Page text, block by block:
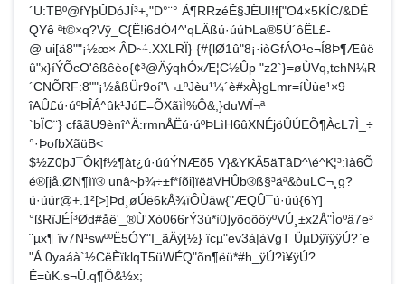
´U:TBº@fYþÛDóJÍ³+,"D°¨° Á¶RRzéÊ§JÈUI!f["O4×5KÍC/&DÉ
QYê ªt©×q?Vÿ_C{Ë!i6dÓ4^'qLÄßú·úúÞLa®5Ú´ôËL£-
@ ui[ä8""¡½æ× ÂD~¹.XXLRÏ} {#{lØ1û"8¡·iòGfÁO¹e¬Í8Þ¶Æûë
û"x}íÝÕcO'êßêèo{¢³@ÄýqhÓxÆ¦C½Ûp "z2`}=øÙVq,tchN¼R
´CNÕRF:8""¡½åßÜr9oí"\¬±ºJèu¹¼´è#xÀ}gLmr=íÙùe¹×9
îAÛ£ú·úºÞÎÁ^ûk¹JúE=ÕXãìÌ%Ô&,}duWÏ¬ª
`bÏC¨} cfããU9ènî^Ä:rmnÅËú·úºÞLìH6ûXNÉjöÛÚEÕ¶ÀcL7Ì_÷
°·ÞofbXãüB<
$½Z0þJ¯Ôk]f½¶àt¿ú·úúÝNÆõ5 V}&YKÄ5äTâD^\é^K¦³:ìà6Õ
é®[jå.ØN¶ìï® unâ~­þ¾÷±f*íõi]ïëäVHÛb®ß§³äª&òuLC¬¸g?
ú·úúr@+.1²[>]Þd¸øÚë6kÅ¾ïÔÙäw{"ÆQÛ¯ú·úú{6Y]
°ßRîJÉÍ³Ød#åê'_®Ù'Xò066rÝ3ù*ì0]yõoõôýºVÚ¸±x2Å"Ìoºä7e³
¨µx¶ îv7N¹swººË5ÓY"I_ãÄý[½} îcµ"ev3à|àVgT ÜµDÿîÿÿÚ?`e
"Á 0yaáà`½CëÈïklqT5üWÉQ"õn¶ëü*#h_ÿÚ?ì¥ÿÚ?
Ê=ùK.s¬Û.q¶Õ&½x;